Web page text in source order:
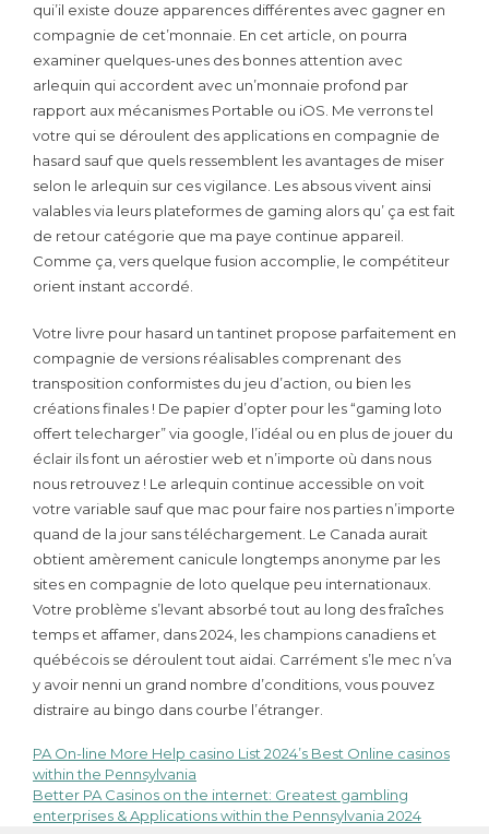
qui’il existe douze apparences différentes avec gagner en
compagnie de cet’monnaie. En cet article, on pourra
examiner quelques-unes des bonnes attention avec
arlequin qui accordent avec un’monnaie profond par
rapport aux mécanismes Portable ou iOS. Me verrons tel
votre qui se déroulent des applications en compagnie de
hasard sauf que quels ressemblent les avantages de miser
selon le arlequin sur ces vigilance. Les absous vivent ainsi
valables via leurs plateformes de gaming alors qu’ ça est fait
de retour catégorie que ma paye continue appareil.
Comme ça, vers quelque fusion accomplie, le compétiteur
orient instant accordé.
Votre livre pour hasard un tantinet propose parfaitement en
compagnie de versions réalisables comprenant des
transposition conformistes du jeu d’action, ou bien les
créations finales ! De papier d’opter pour les “gaming loto
offert telecharger” via google, l’idéal ou en plus de jouer du
éclair ils font un aérostier web et n’importe où dans nous
nous retrouvez ! Le arlequin continue accessible on voit
votre variable sauf que mac pour faire nos parties n’importe
quand de la jour sans téléchargement. Le Canada aurait
obtient amèrement canicule longtemps anonyme par les
sites en compagnie de loto quelque peu internationaux.
Votre problème s’levant absorbé tout au long des fraîches
temps et affamer, dans 2024, les champions canadiens et
québécois se déroulent tout aidai. Carrément s’le mec n’va
y avoir nenni un grand nombre d’conditions, vous pouvez
distraire au bingo dans courbe l’étranger.
Navigazione
articoli
PA On-line More Help casino List 2024’s Best Online casinos
within the Pennsylvania
Better PA Casinos on the internet: Greatest gambling
enterprises & Applications within the Pennsylvania 2024